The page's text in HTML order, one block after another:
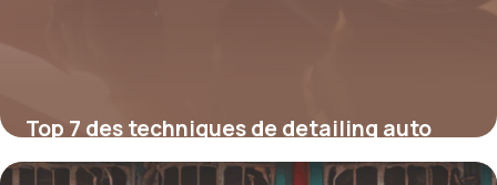
Top 7 des techniques de detailing auto
pour un fini showroom